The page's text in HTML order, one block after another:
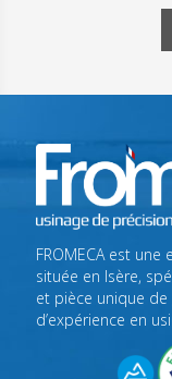
FROMECA est
située en Isère,
et pièce unique de
d’expérience en